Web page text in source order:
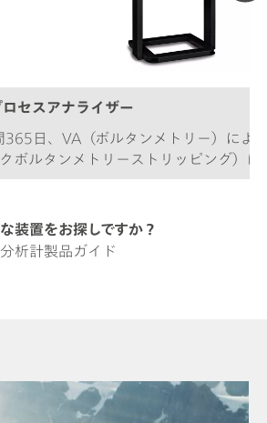
セスアナライザー
365日、VA（ボルタンメトリー）によ
ボルタンメトリーストリッピング）
装置をお探しですか？
析計製品ガイド